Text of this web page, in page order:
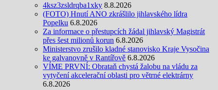
4ksz3zsldrqba1xky 8.8.2026
(FOTO) Hnutí ANO zkrášlilo jihlavského lídra
Popelku 6.8.2026
Za informace o přestupcích žádal jihlavský Magistrát
přes šest milionů korun 6.8.2026
Ministerstvo zrušilo kladné stanovisko Kraje Vysočina
ke galvanovně v Rantířově 6.8.2026
VÍME PRVNÍ: Obrataň chystá žalobu na vládu za
vytyčení akcelerační oblasti pro větrné elektrárny
6.8.2026